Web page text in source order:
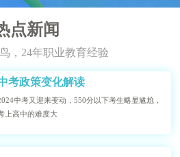
点新闻
，24年职业教育经验
考政策变化解读
中考又迎来变动，550分以下考生略显尴尬，
上高中的难度大